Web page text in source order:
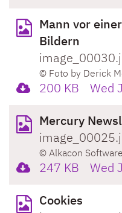
Mann vor
Bildern
© Foto by Derick
200 KB
Wed
Mercury
© Alkacon
247 KB
Wed
Cookies